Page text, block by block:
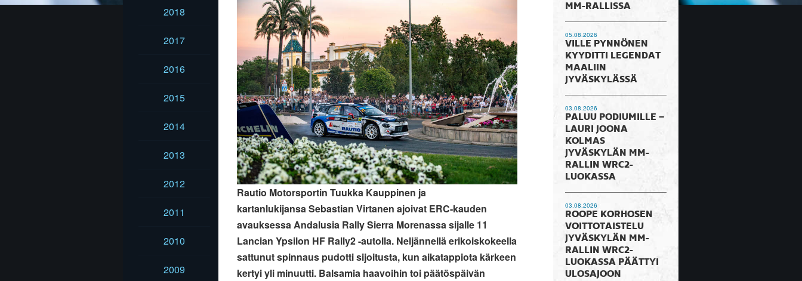
2018
2017
2016
2015
2014
2013
2012
2011
2010
2009
Rautio Motorsportin Tuukka Kauppinen ja
kartanlukijansa Sebastian Virtanen ajoivat ERC-kauden
avauksessa Andalusia Rally Sierra Morenassa sijalle 11
Lancian Ypsilon HF Rally2 -autolla. Neljännellä erikoiskokeella
sattunut spinnaus pudotti sijoitusta, kun aikatappiota kärkeen
kertyi yli minuutti. Balsamia haavoihin toi päätöspäivän
MM-RALLISSA
05.08.2026
VILLE PYNNÖNEN
KYYDITTI LEGENDAT
MAALIIN
JYVÄSKYLÄSSÄ
03.08.2026
PALUU PODIUMILLE –
LAURI JOONA
KOLMAS
JYVÄSKYLÄN MM-
RALLIN WRC2-
LUOKASSA
03.08.2026
ROOPE KORHOSEN
VOITTOTAISTELU
JYVÄSKYLÄN MM-
RALLIN WRC2-
LUOKASSA PÄÄTTYI
ULOSAJOON